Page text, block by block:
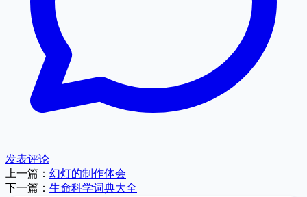
发表评论
上一篇： 幻灯的制作体会
下一篇： 生命科学词典大全